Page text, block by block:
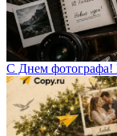
С Днем фотографа!